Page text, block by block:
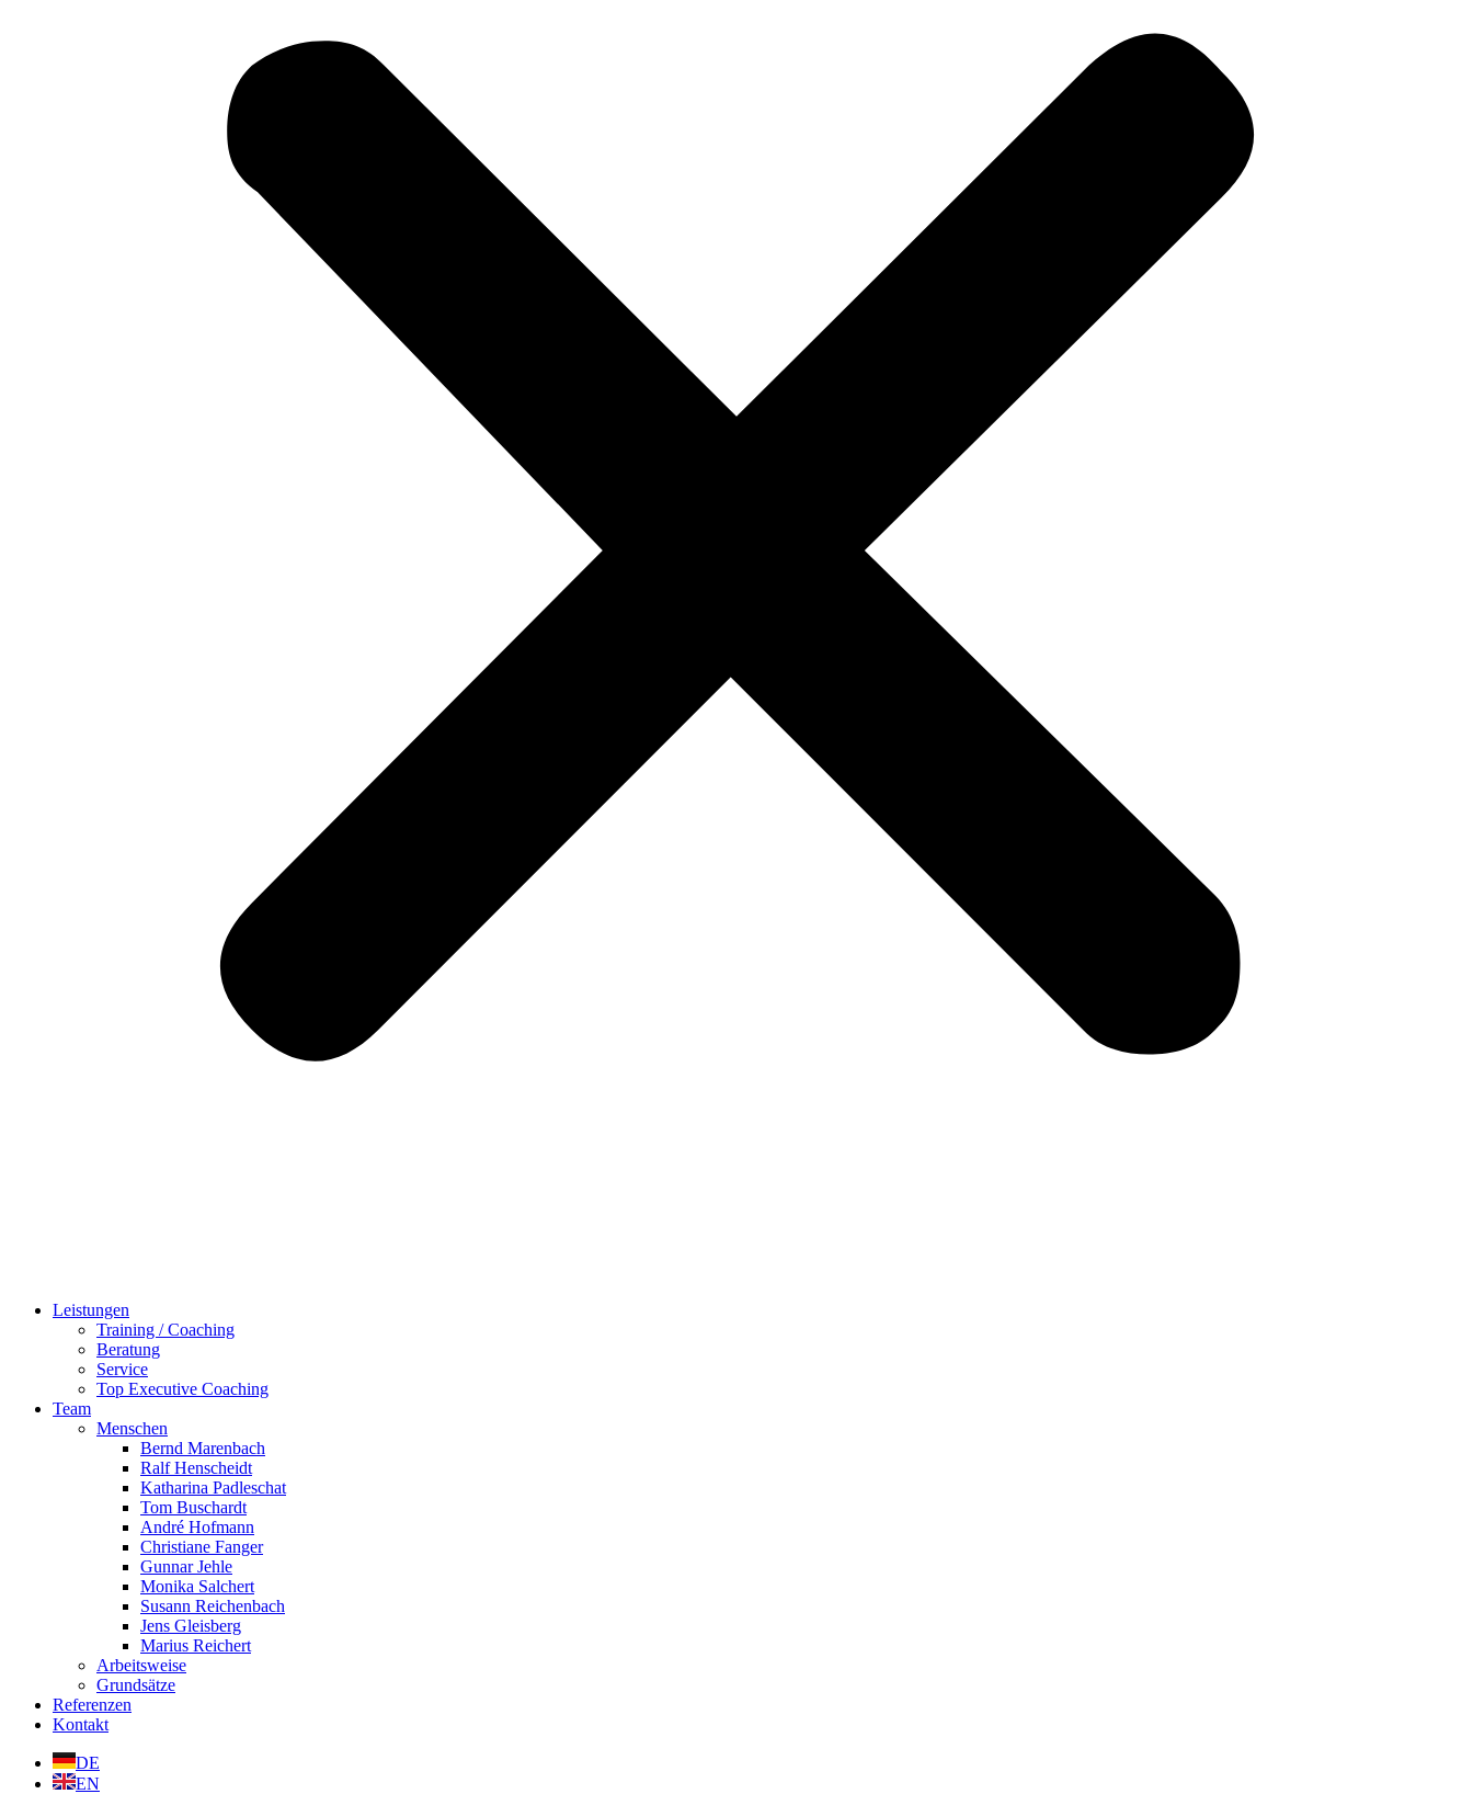
Leistungen
Training / Coaching
Beratung
Service
Top Executive Coaching
Team
Menschen
Bernd Marenbach
Ralf Henscheidt
Katharina Padleschat
Tom Buschardt
André Hofmann
Christiane Fanger
Gunnar Jehle
Monika Salchert
Susann Reichenbach
Jens Gleisberg
Marius Reichert
Arbeitsweise
Grundsätze
Referenzen
Kontakt
DE
EN